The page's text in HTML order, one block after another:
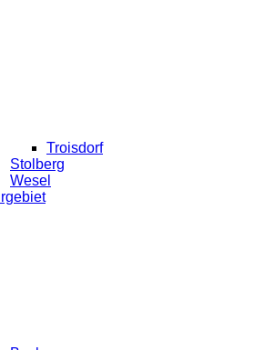
Troisdorf
Stolberg
Wesel